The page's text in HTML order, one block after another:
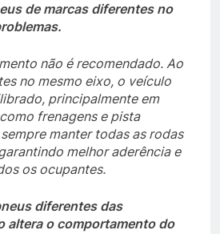
de marcas diferentes no
não é recomendado. Ao
no mesmo eixo, o veículo
principalmente em
frenagens e pista
manter todas as rodas
melhor aderência e
os ocupantes.
diferentes das
altera o comportamento do